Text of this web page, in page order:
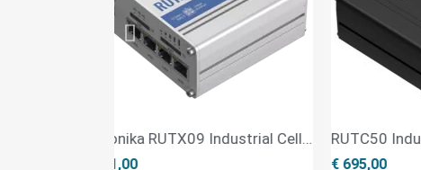
QUICK VIEW Teltonika RUTX09 Industrial Cellular Router QUICK VIEW